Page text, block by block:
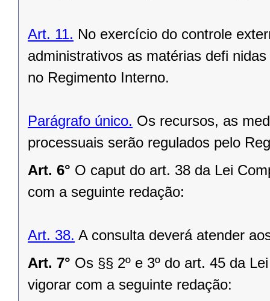
Art. 11. No exercício do controle
administrativos as matérias defi
no Regimento Interno.
Parágrafo único. Os recursos, as
processuais serão regulados pelo
Art. 6° O caput do art. 38 da Lei
com a seguinte redação:
Art. 38. A consulta deverá atender
Art. 7° Os §§ 2º e 3º do art. 45 da
vigorar com a seguinte redação: